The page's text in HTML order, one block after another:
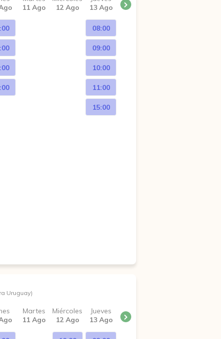
11 Ago
12 Ago
13 Ago
08:00
09:00
10:00
11:00
15:00
Uruguay)
Martes
11 Ago
Miércoles
12 Ago
Jueves
13 Ago